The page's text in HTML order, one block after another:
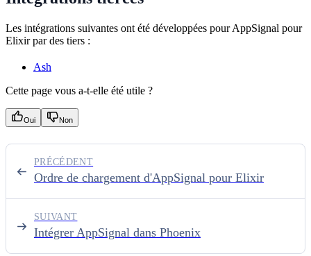
Les intégrations suivantes ont été développées pour AppSignal pour
Elixir par des tiers :
Ash
Cette page vous a-t-elle été utile ?
Oui Non
Ordre de chargement d'AppSignal pour Elixir
PRÉCÉDENT
Intégrer AppSignal dans Phoenix
SUIVANT